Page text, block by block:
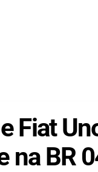
Fiat
na BR